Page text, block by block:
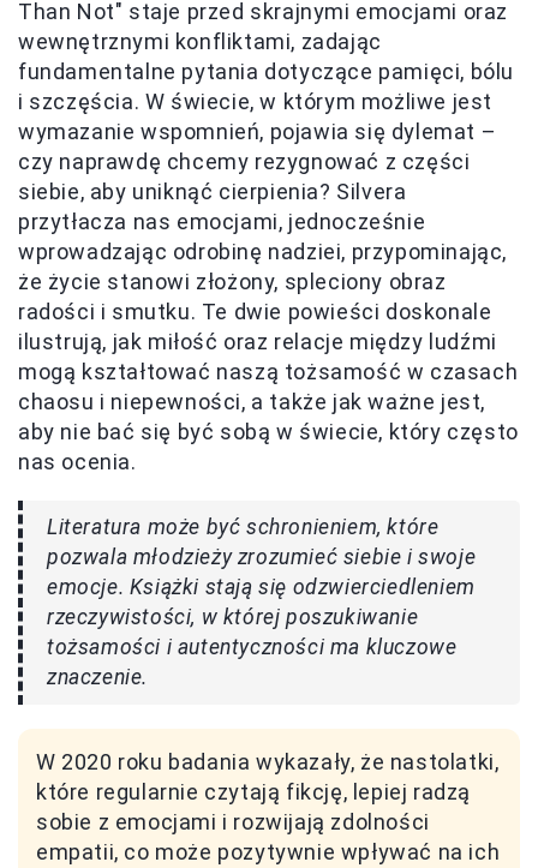
Than Not" staje przed skrajnymi emocjami oraz
wewnętrznymi konfliktami, zadając
fundamentalne pytania dotyczące pamięci, bólu
i szczęścia. W świecie, w którym możliwe jest
wymazanie wspomnień, pojawia się dylemat –
czy naprawdę chcemy rezygnować z części
siebie, aby uniknąć cierpienia? Silvera
przytłacza nas emocjami, jednocześnie
wprowadzając odrobinę nadziei, przypominając,
że życie stanowi złożony, spleciony obraz
radości i smutku. Te dwie powieści doskonale
ilustrują, jak miłość oraz relacje między ludźmi
mogą kształtować naszą tożsamość w czasach
chaosu i niepewności, a także jak ważne jest,
aby nie bać się być sobą w świecie, który często
nas ocenia.
Literatura może być schronieniem, które
pozwala młodzieży zrozumieć siebie i swoje
emocje. Książki stają się odzwierciedleniem
rzeczywistości, w której poszukiwanie
tożsamości i autentyczności ma kluczowe
znaczenie.
W 2020 roku badania wykazały, że nastolatki,
które regularnie czytają fikcję, lepiej radzą
sobie z emocjami i rozwijają zdolności
empatii, co może pozytywnie wpływać na ich